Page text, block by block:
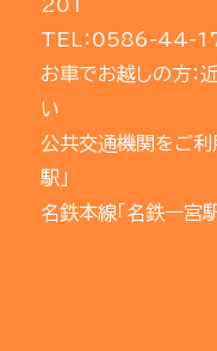
201
TEL：0586-44-
お車でお越しの方：
い
公共交通機関をご利
駅」
名鉄本線「名鉄一宮